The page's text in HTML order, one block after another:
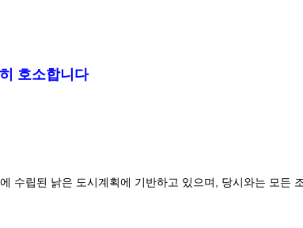
호소합니다
수립된 낡은 도시계획에 기반하고 있으며, 당시와는 모든